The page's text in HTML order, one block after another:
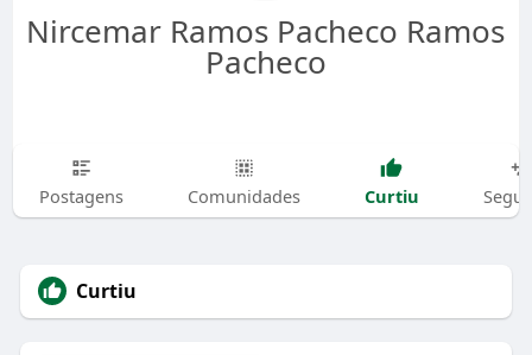
Nircemar Ramos Pacheco Ramos
Pacheco
Postagens Comunidades Curtiu
Curtiu